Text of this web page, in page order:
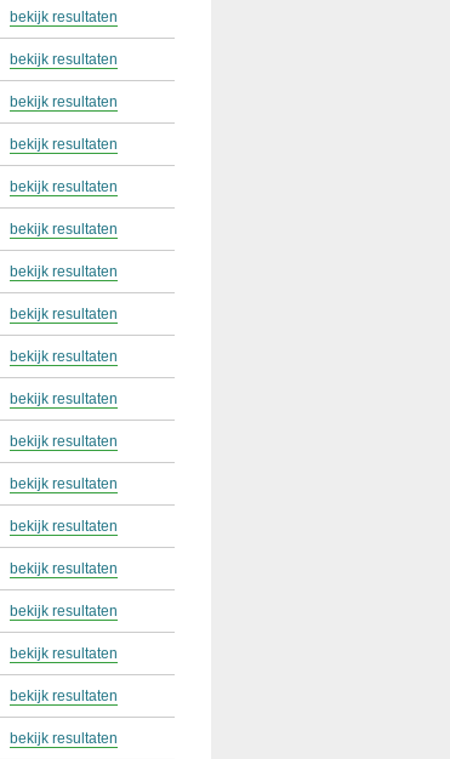
bekijk resultaten
bekijk resultaten
bekijk resultaten
bekijk resultaten
bekijk resultaten
bekijk resultaten
bekijk resultaten
bekijk resultaten
bekijk resultaten
bekijk resultaten
bekijk resultaten
bekijk resultaten
bekijk resultaten
bekijk resultaten
bekijk resultaten
bekijk resultaten
bekijk resultaten
bekijk resultaten